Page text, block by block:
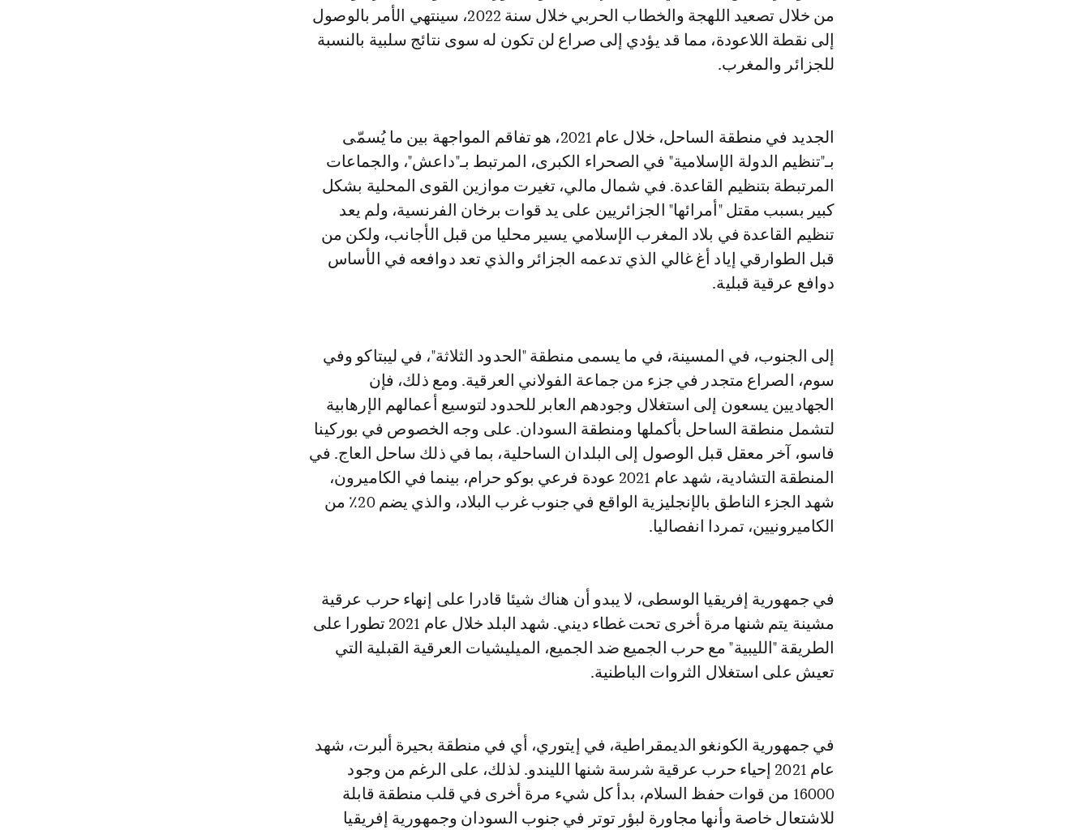
من خلال تصعيد اللهجة والخطاب الحربي خلال سنة 2022، سينتهي الأمر بالوصول
إلى نقطة اللاعودة، مما قد يؤدي إلى صراع لن تكون له سوى نتائج سلبية بالنسبة
للجزائر والمغرب.
الجديد في منطقة الساحل، خلال عام 2021، هو تفاقم المواجهة بين ما يُسمّى
بـ"تنظيم الدولة الإسلامية" في الصحراء الكبرى، المرتبط بـ"داعش"، والجماعات
المرتبطة بتنظيم القاعدة. في شمال مالي، تغيرت موازين القوى المحلية بشكل
كبير بسبب مقتل "أمرائها" الجزائريين على يد قوات برخان الفرنسية، ولم يعد
تنظيم القاعدة في بلاد المغرب الإسلامي يسير محليا من قبل الأجانب، ولكن من
قبل الطوارقي إياد أغ غالي الذي تدعمه الجزائر والذي تعد دوافعه في الأساس
دوافع عرقية قبلية.
إلى الجنوب، في المسينة، في ما يسمى منطقة "الحدود الثلاثة"، في ليبتاكو وفي
سوم، الصراع متجدر في جزء من جماعة الفولاني العرقية. ومع ذلك، فإن
الجهاديين يسعون إلى استغلال وجودهم العابر للحدود لتوسيع أعمالهم الإرهابية
لتشمل منطقة الساحل بأكملها ومنطقة السودان. على وجه الخصوص في بوركينا
فاسو، آخر معقل قبل الوصول إلى البلدان الساحلية، بما في ذلك ساحل العاج. في
المنطقة التشادية، شهد عام 2021 عودة فرعي بوكو حرام، بينما في الكاميرون،
شهد الجزء الناطق بالإنجليزية الواقع في جنوب غرب البلاد، والذي يضم 20٪ من
الكاميرونيين، تمردا انفصاليا.
في جمهورية إفريقيا الوسطى، لا يبدو أن هناك شيئا قادرا على إنهاء حرب عرقية
مشينة يتم شنها مرة أخرى تحت غطاء ديني. شهد البلد خلال عام 2021 تطورا على
الطريقة "الليبية" مع حرب الجميع ضد الجميع، الميليشيات العرقية القبلية التي
تعيش على استغلال الثروات الباطنية.
في جمهورية الكونغو الديمقراطية، في إيتوري، أي في منطقة بحيرة ألبرت، شهد
عام 2021 إحياء حرب عرقية شرسة شنها الليندو. لذلك، على الرغم من وجود
16000 من قوات حفظ السلام، بدأ كل شيء مرة أخرى في قلب منطقة قابلة
للاشتعال خاصة وأنها مجاورة لبؤر توتر في جنوب السودان وجمهورية إفريقيا